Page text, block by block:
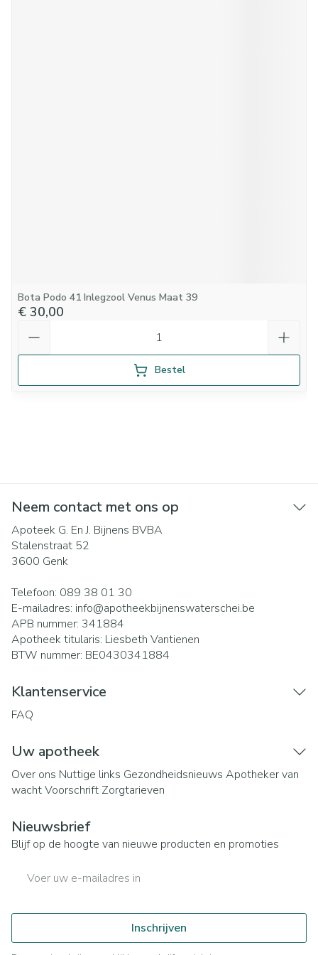
Bota Podo 41 Inlegzool Venus Maat 39
€ 30,00
Bestel
Neem contact met ons op
Apoteek G. En J. Bijnens BVBA
Stalenstraat 52
3600 Genk
Telefoon: 089 38 01 30
E-mailadres: info@apotheekbijnenswaterschei.be
APB nummer: 341884
Apotheek titularis: Liesbeth Vantienen
BTW nummer: BE0430341884
Klantenservice
FAQ
Uw apotheek
Over ons Nuttige links Gezondheidsnieuws Apotheker van
wachtVoorschrift Zorgtarieven
Nieuwsbrief
Blijf op de hoogte van nieuwe producten en promoties
Inschrijven